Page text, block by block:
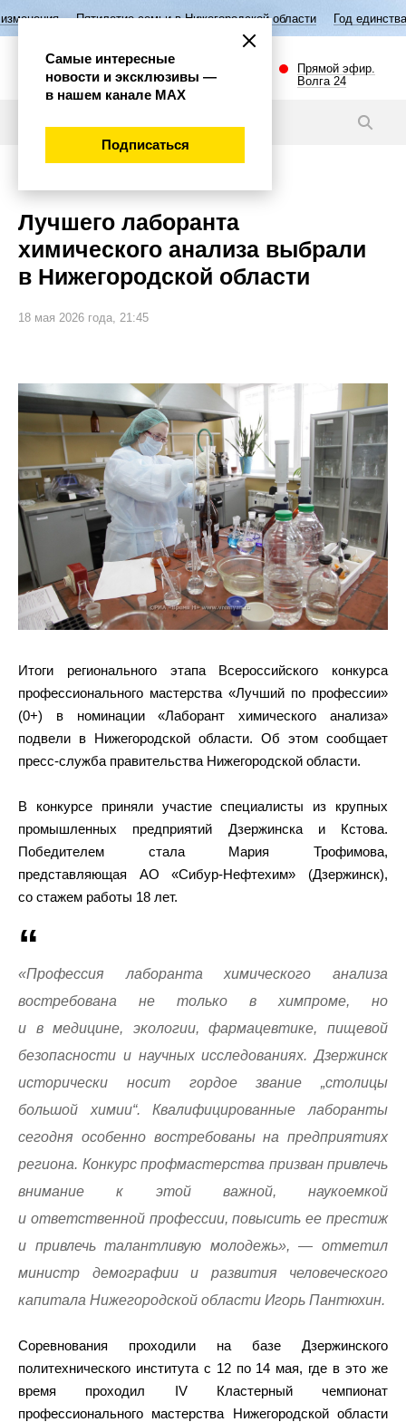
семьи в Нижегородской области Год единства народов
Прямой эфир.
Волга 24
Лучшего лаборанта
химического анализа выбрали
в Нижегородской области
18 мая 2026 года, 21:45
Итоги регионального этапа Всероссийского конкурса
профессионального мастерства «Лучший по профессии»
(0+) в номинации «Лаборант химического анализа»
подвели в Нижегородской области. Об этом сообщает
пресс-служба правительства Нижегородской области.
В конкурсе приняли участие специалисты из крупных
промышленных предприятий Дзержинска и Кстова.
Победителем стала Мария Трофимова,
представляющая АО «Сибур-Нефтехим» (Дзержинск),
со стажем работы 18 лет.
«Профессия лаборанта химического анализа
востребована не только в химпроме, но
и в медицине, экологии, фармацевтике, пищевой
безопасности и научных исследованиях. Дзержинск
исторически носит гордое звание „столицы
большой химии“. Квалифицированные лаборанты
сегодня особенно востребованы на предприятиях
региона. Конкурс профмастерства призван привлечь
внимание к этой важной, наукоемкой
и ответственной профессии, повысить ее престиж
и привлечь талантливую молодежь», — отметил
министр демографии и развития человеческого
капитала Нижегородской области Игорь Пантюхин.
Соревнования проходили на базе Дзержинского
политехнического института с 12 по 14 мая, где в это же
время проходил IV Кластерный чемпионат
профессионального мастерства Нижегородской области
Самые интересные
новости и эксклюзивы —
в нашем канале МАХ
Подписаться